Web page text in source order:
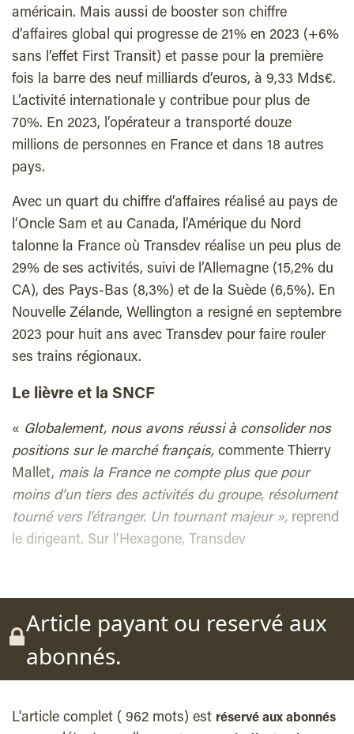
américain. Mais aussi de booster son chiffre
d’affaires global qui progresse de 21% en 2023 (+6%
sans l’effet First Transit) et passe pour la première
fois la barre des neuf milliards d’euros, à 9,33 Mds€.
L’activité internationale y contribue pour plus de
70%. En 2023, l’opérateur a transporté douze
millions de personnes en France et dans 18 autres
pays.
Avec un quart du chiffre d’affaires réalisé au pays de
l’Oncle Sam et au Canada, l’Amérique du Nord
talonne la France où Transdev réalise un peu plus de
29% de ses activités, suivi de l’Allemagne (15,2% du
CA), des Pays-Bas (8,3%) et de la Suède (6,5%). En
Nouvelle Zélande, Wellington a resigné en septembre
2023 pour huit ans avec Transdev pour faire rouler
ses trains régionaux.
Le lièvre et la SNCF
« Globalement, nous avons réussi à consolider nos
positions sur le marché français, commente Thierry
Mallet, mais la France ne compte plus que pour
moins d’un tiers des activités du groupe, résolument
tourné vers l’étranger. Un tournant majeur », reprend
le dirigeant. Sur l’Hexagone, Transdev
Article payant ou reservé aux
abonnés.
L'article complet ( 962 mots) est réservé aux abonnés